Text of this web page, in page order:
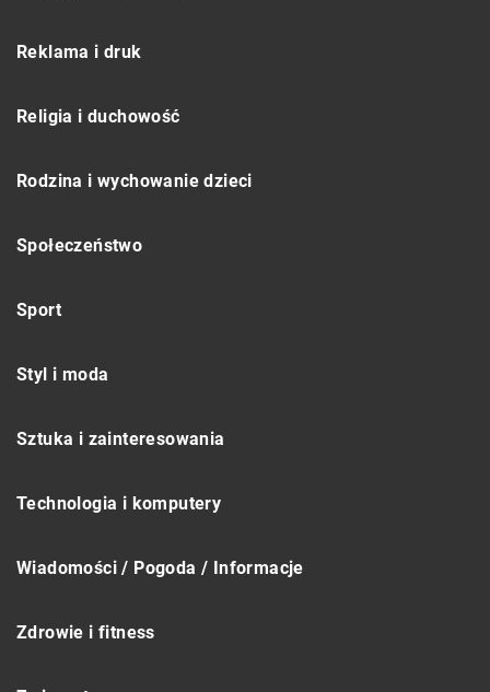
Reklama i druk
Religia i duchowość
Rodzina i wychowanie dzieci
Społeczeństwo
Sport
Styl i moda
Sztuka i zainteresowania
Technologia i komputery
Wiadomości / Pogoda / Informacje
Zdrowie i fitness